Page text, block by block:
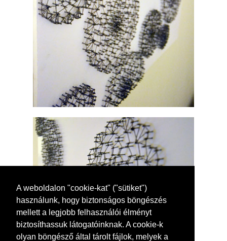
A weboldalon "cookie-kat" ("sütiket")
használunk, hogy biztonságos böngészés
mellett a legjobb felhasználói élményt
biztosíthassuk látogatóinknak. A cookie-k
olyan böngésző által tárolt fájlok, melyek a